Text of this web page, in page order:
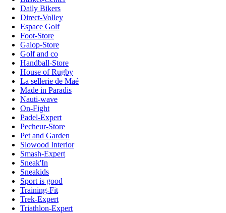
Daily Bikers
Direct-Volley
Espace Golf
Foot-Store
Galop-Store
Golf and co
Handball-Store
House of Rugby
La sellerie de Maé
Made in Paradis
Nauti-wave
On-Fight
Padel-Expert
Pecheur-Store
Pet and Garden
Slowood Interior
Smash-Expert
Sneak'In
Sneakids
Sport is good
Training-Fit
Trek-Expert
Triathlon-Expert